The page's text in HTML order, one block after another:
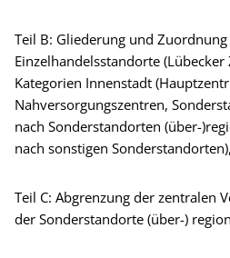
Teil B: Gliederung und
Einzelhandelsstandorte
Kategorien Innenstadt
Nahversorgungszentren,
nach Sonderstandorten (über-
nach sonstigen Sonderstandorten),
Teil C: Abgrenzung der zentralen
der Sonderstandorte (über-)